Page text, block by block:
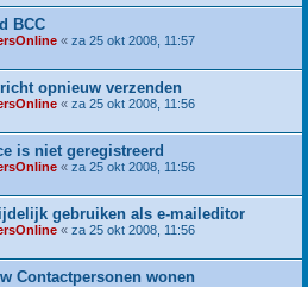
BCC
« za 25 okt 2008, 11:57
opnieuw verzenden
« za 25 okt 2008, 11:56
is niet geregistreerd
« za 25 okt 2008, 11:56
gebruiken als e-maileditor
« za 25 okt 2008, 11:56
Contactpersonen wonen